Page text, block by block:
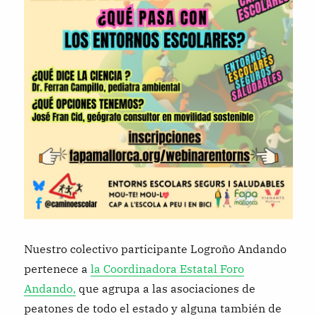
Rioja
Nuestro colectivo participante Logroño Andando
pertenece ala Coordinadora Estatal Foro
Andando, que agrupa a las asociaciones de
peatones de todo el estado y alguna también de